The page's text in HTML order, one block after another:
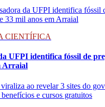
CIENTÍFICA
UFPI identifica fóssil de
Arraial